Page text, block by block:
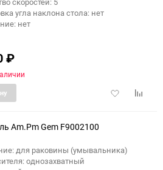
угла наклона стола: нет
нет
₽
Добавить
Am.Pm Gem F9002100
для раковины (умывальника)
однозахватный